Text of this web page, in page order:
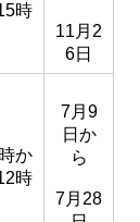
時
11月2
6日
か
時
7月9
日か
ら
7月28